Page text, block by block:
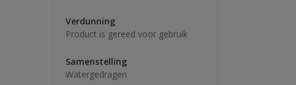
Verdunning
Product is gereed voor gebruik
Samenstelling
Watergedragen